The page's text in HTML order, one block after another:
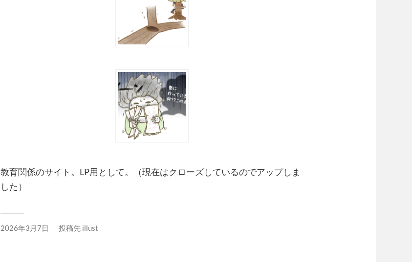
教育関係のサイト。LP用として。（現在はクローズしているのでアップしま
した）
2026年3月7日 投稿先 illust